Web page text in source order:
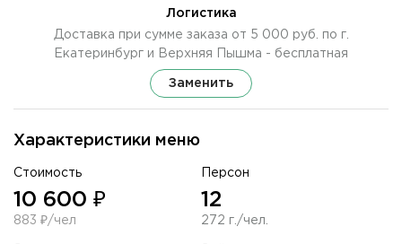
Характеристики меню
Стоимость
10 600 ₽
883 ₽/чел
Персон
12
272 г./чел.
Логистика
Доставка при сумме заказа от 5 000 руб. по г.
Екатеринбург и Верхняя Пышма - бесплатная
Заменить